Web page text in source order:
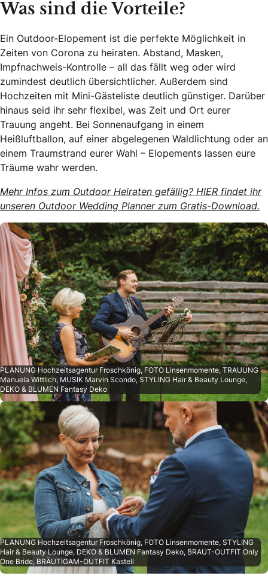
Was sind die Vorteile?
Ein Outdoor-Elopement ist die perfekte Möglichkeit in
Zeiten von Corona zu heiraten. Abstand, Masken,
Impfnachweis-Kontrolle – all das fällt weg oder wird
zumindest deutlich übersichtlicher. Außerdem sind
Hochzeiten mit Mini-Gästeliste deutlich günstiger. Darüber
hinaus seid ihr sehr flexibel, was Zeit und Ort eurer
Trauung angeht. Bei Sonnenaufgang in einem
Heißluftballon, auf einer abgelegenen Waldlichtung oder an
einem Traumstrand eurer Wahl – Elopements lassen eure
Träume wahr werden.
Mehr Infos zum Outdoor Heiraten gefällig? HIER findet ihr
unseren Outdoor Wedding Planner zum Gratis-Download.
PLANUNG Hochzeitsagentur Froschkönig, FOTO Linsenmomente, TRAUUNG
Manuela Wittlich, MUSIK Marvin Scondo, STYLING Hair & Beauty Lounge,
DEKO & BLUMEN Fantasy Deko
PLANUNG Hochzeitsagentur Froschkönig, FOTO Linsenmomente, STYLING
Hair & Beauty Lounge, DEKO & BLUMEN Fantasy Deko, BRAUT-OUTFIT Only
One Bride, BRÄUTIGAM-OUTFIT Kastell